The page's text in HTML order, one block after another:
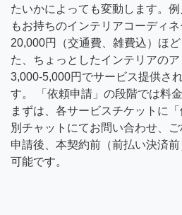
たいかによっても変動します。
もお持ちのインテリアコーディネ
20,000円（交通費、雑費込）ほ
た、ちょっとしたインテリアのア
3,000-5,000円でサービス提供さ
す。 「依頼申請」の段階では料
まずは、各サービスチケットに
別チャットにてお問い合わせ、
申請後、本契約前（前払い決済
可能です。